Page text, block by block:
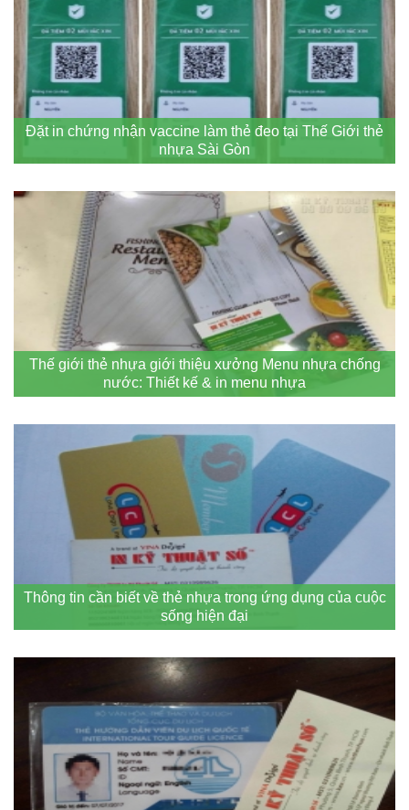
Đặt in chứng nhận vaccine làm thẻ đeo tại Thế Giới thẻ
nhựa Sài Gòn
Thế giới thẻ nhựa giới thiệu xưởng Menu nhựa chống
nước: Thiết kế & in menu nhựa
Thông tin cần biết về thẻ nhựa trong ứng dụng của cuộc
sống hiện đại